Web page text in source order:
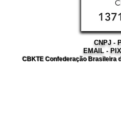
CNPJ -
EMAIL -
CBKTE Confederação Brasileira